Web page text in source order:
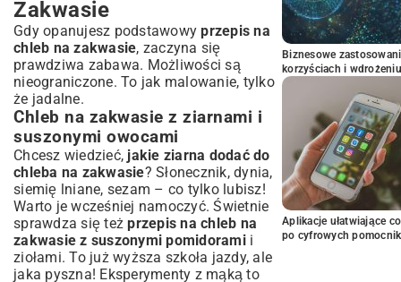
Zakwasie
Gdy opanujesz podstawowyprzepis na
chleb na zakwasie, zaczyna się
prawdziwa zabawa. Możliwości są
nieograniczone. To jak malowanie, tylko
że jadalne.
Chleb na zakwasie z ziarnami i
suszonymi owocami
Chcesz wiedzieć, jakie ziarna dodać do
chleba na zakwasie? Słonecznik, dynia,
siemię lniane, sezam – co tylko lubisz!
Warto je wcześniej namoczyć. Świetnie
sprawdza się teżprzepis na chleb na
zakwasie z suszonymi pomidoramii
ziołami. To już wyższa szkoła jazdy, ale
jaka pyszna! Eksperymenty z mąką to
Biznesowe
korzyściach i wdrożeniu
Aplikacje ułatwiające
po cyfrowych